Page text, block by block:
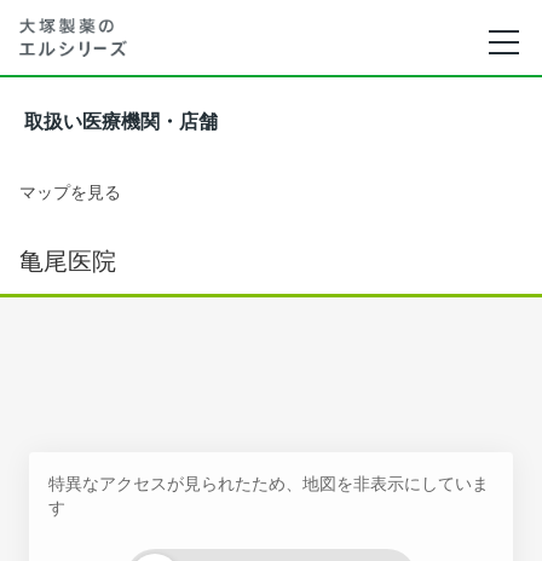
取扱い医療機関・店舗
マップを見る
亀尾医院
特異なアクセスが見られたため、地図を非表示にしていま
す